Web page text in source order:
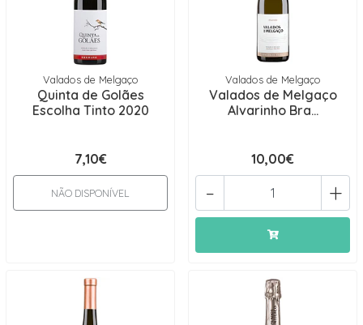
Valados de Melgaço
Quinta de Golães
Escolha Tinto 2020
7,10€
NÃO DISPONÍVEL
Valados de Melgaço
Valados de Melgaço
Alvarinho Bra...
10,00€
+
-